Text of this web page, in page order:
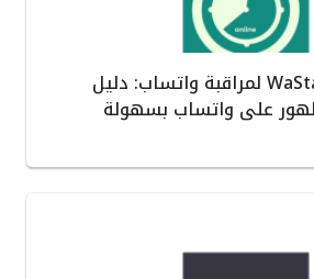
مراجعة تطبيق WaStat لمراقبة واتساب: دليل
على واتساب بسهولة